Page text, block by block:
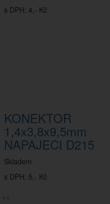
s DPH: 4,- Kč
KONEKTOR
1,4x3,8x9,5mm
NAPAJECI D215
Skladem
s DPH: 5,- Kč
»»